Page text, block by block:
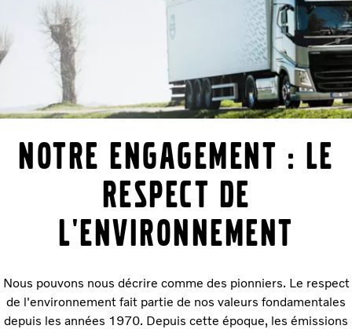
Localisation du réseau
Nouveautés et médias
Notre société
Nous contacter
NOTRE ENGAGEMENT : LE
RESPECT DE
L'ENVIRONNEMENT
Nous pouvons nous décrire comme des pionniers. Le respect
de l'environnement fait partie de nos valeurs fondamentales
depuis les années 1970. Depuis cette époque, les émissions